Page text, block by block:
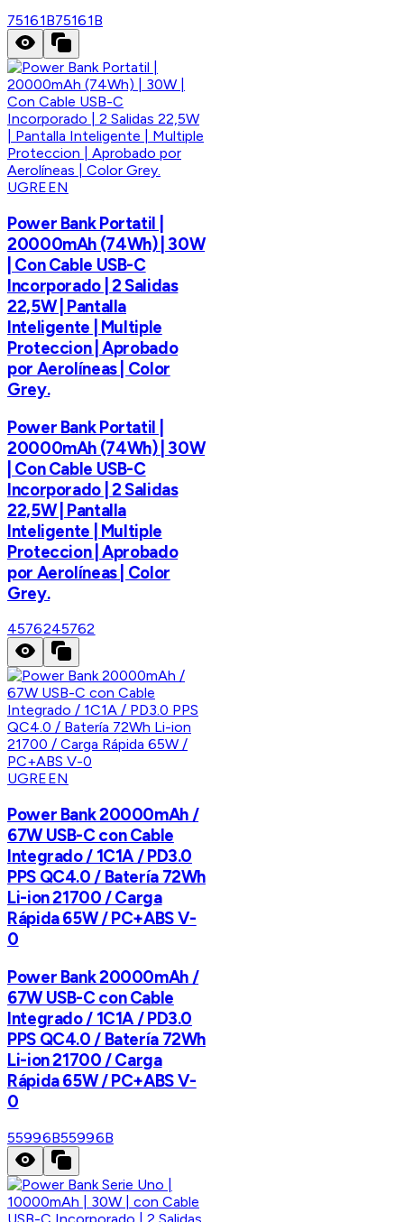
75161B75161B
UGREEN
Power Bank Portatil |
20000mAh (74Wh) | 30W
| Con Cable USB-C
Incorporado | 2 Salidas
22,5W | Pantalla
Inteligente | Multiple
Proteccion | Aprobado
por Aerolíneas | Color
Grey.
Power Bank Portatil |
20000mAh (74Wh) | 30W
| Con Cable USB-C
Incorporado | 2 Salidas
22,5W | Pantalla
Inteligente | Multiple
Proteccion | Aprobado
por Aerolíneas | Color
Grey.
4576245762
UGREEN
Power Bank 20000mAh /
67W USB-C con Cable
Integrado / 1C1A / PD3.0
PPS QC4.0 / Batería 72Wh
Li-ion 21700 / Carga
Rápida 65W / PC+ABS V-
0
Power Bank 20000mAh /
67W USB-C con Cable
Integrado / 1C1A / PD3.0
PPS QC4.0 / Batería 72Wh
Li-ion 21700 / Carga
Rápida 65W / PC+ABS V-
0
55996B55996B